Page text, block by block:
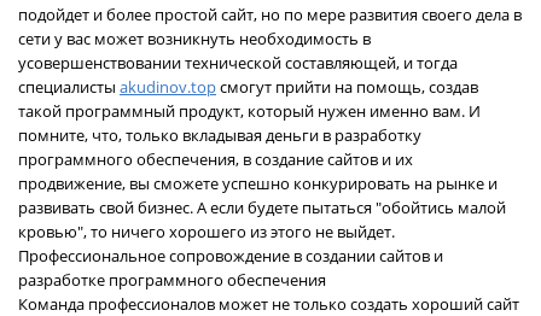
подойдет и более простой сайт, но по мере развития своего дела в
сети у вас может возникнуть необходимость в
усовершенствовании технической составляющей, и тогда
специалисты akudinov.topсмогут прийти на помощь, создав
такой программный продукт, который нужен именно вам. И
помните, что, только вкладывая деньги в разработку
программного обеспечения, в создание сайтов и их
продвижение, вы сможете успешно конкурировать на рынке и
развивать свой бизнес. А если будете пытаться "обойтись малой
кровью", то ничего хорошего из этого не выйдет.
Профессиональное сопровождение в создании сайтов и
разработке программного обеспечения
Команда профессионалов может не только создать хороший сайт